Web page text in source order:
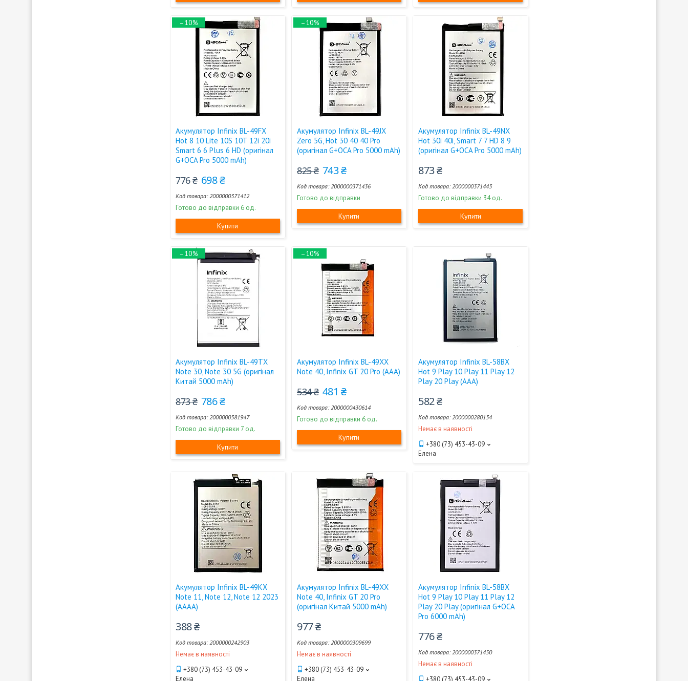
–10%
Акумулятор Infinix BL-49FX
Hot 8 10 Lite 10S 10T 12i 20i
Smart 6 6 Plus 6 HD (оригінал
G+OCA Pro 5000 mAh)
776 ₴ 698 ₴
2000000371412
Готово до відправки 6 од.
Купити
–10%
Акумулятор Infinix BL-49JX
Zero 5G, Hot 30 40 40 Pro
(оригінал G+OCA Pro 5000 mAh)
825 ₴ 743 ₴
2000000371436
Готово до відправки
Купити
Акумулятор Infinix BL-49NX
Hot 30i 40i, Smart 7 7 HD 8 9
(оригінал G+OCA Pro 5000 mAh)
873 ₴
2000000371443
Готово до відправки 34 од.
Купити
–10%
Акумулятор Infinix BL-49TX
Note 30, Note 30 5G (оригінал
Китай 5000 mAh)
873 ₴ 786 ₴
2000000381947
Готово до відправки 7 од.
Купити
–10%
Акумулятор Infinix BL-49XX
Note 40, Infinix GT 20 Pro (AAA)
534 ₴ 481 ₴
2000000430614
Готово до відправки 6 од.
Купити
Акумулятор Infinix BL-58BX
Hot 9 Play 10 Play 11 Play 12
Play 20 Play (AAA)
582 ₴
2000000280134
Немає в наявності
+380 (73) 453-43-09
Елена
Акумулятор Infinix BL-49KX
Note 11, Note 12, Note 12 2023
(AAAA)
388 ₴
2000000242903
Немає в наявності
+380 (73) 453-43-09
Елена
Акумулятор Infinix BL-49XX
Note 40, Infinix GT 20 Pro
(оригінал Китай 5000 mAh)
977 ₴
2000000309699
Немає в наявності
+380 (73) 453-43-09
Елена
Акумулятор Infinix BL-58BX
Hot 9 Play 10 Play 11 Play 12
Play 20 Play (оригінал G+OCA
Pro 6000 mAh)
776 ₴
2000000371450
Немає в наявності
+380 (73) 453-43-09